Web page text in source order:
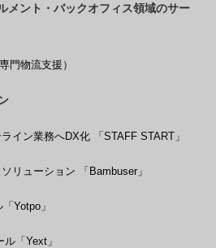
メント・バックオフィス領域のサー
門物流支援）
イン業務へDX化 「STAFF START」
リューション 「Bambuser」
Yotpo」
「Yext」